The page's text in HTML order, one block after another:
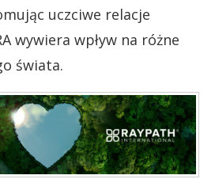
uczciwe relacje
wywiera wpływ na różne
świata.